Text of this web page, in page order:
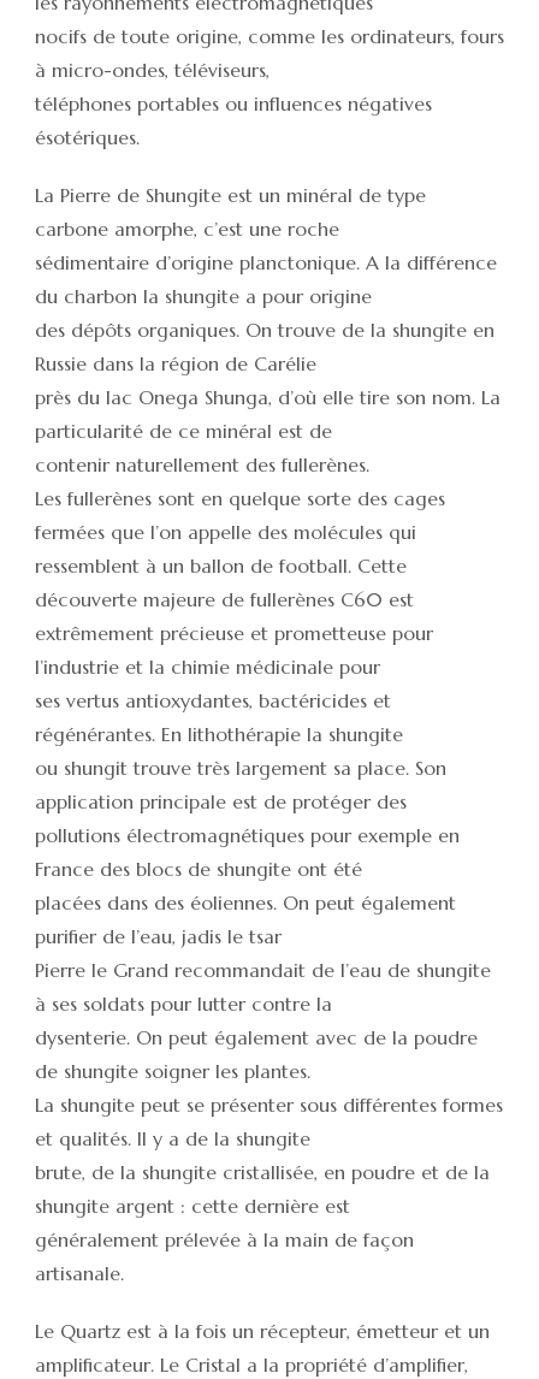
nocifs de toute origine, comme les ordinateurs, fours
à micro-ondes, téléviseurs,
téléphones portables ou influences négatives
ésotériques.
La Pierre de Shungite est un minéral de type
carbone amorphe, c’est une roche
sédimentaire d’origine planctonique. A la différence
du charbon la shungite a pour origine
des dépôts organiques. On trouve de la shungite en
Russie dans la région de Carélie
près du lac Onega Shunga, d’où elle tire son nom. La
particularité de ce minéral est de
contenir naturellement des fullerènes.
Les fullerènes sont en quelque sorte des cages
fermées que l’on appelle des molécules qui
ressemblent à un ballon de football. Cette
découverte majeure de fullerènes C60 est
extrêmement précieuse et prometteuse pour
l’industrie et la chimie médicinale pour
ses vertus antioxydantes, bactéricides et
régénérantes. En lithothérapie la shungite
ou shungit trouve très largement sa place. Son
application principale est de protéger des
pollutions électromagnétiques pour exemple en
France des blocs de shungite ont été
placées dans des éoliennes. On peut également
purifier de l’eau, jadis le tsar
Pierre le Grand recommandait de l’eau de shungite
à ses soldats pour lutter contre la
dysenterie. On peut également avec de la poudre
de shungite soigner les plantes.
La shungite peut se présenter sous différentes formes
et qualités. Il y a de la shungite
brute, de la shungite cristallisée, en poudre et de la
shungite argent : cette dernière est
généralement prélevée à la main de façon
artisanale.
Le Quartz est à la fois un récepteur, émetteur et un
amplificateur. Le Cristal a la propriété d’amplifier,